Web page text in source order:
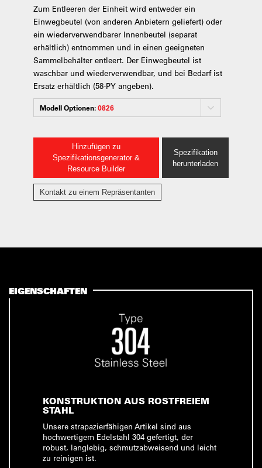
Zum Entleeren der Einheit wird entweder ein
Einwegbeutel (von anderen Anbietern geliefert) oder
ein wiederverwendbarer Innenbeutel (separat
erhältlich) entnommen und in einen geeigneten
Sammelbehälter entleert. Der Einwegbeutel ist
waschbar und wiederverwendbar, und bei Bedarf ist
Ersatz erhältlich (58-PY angeben).
Modell Optionen:0826
Hinzufügen zu
Spezifikationsgenerator &
Resource Builder
Spezifikation
herunterladen
Kontakt zu einem Repräsentanten
EIGENSCHAFTEN
KONSTRUKTION AUS ROSTFREIEM
STAHL
Unsere strapazierfähigen Artikel sind aus
hochwertigem Edelstahl 304 gefertigt, der
robust, langlebig, schmutzabweisend und leicht
zu reinigen ist.